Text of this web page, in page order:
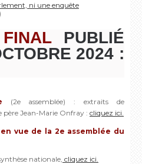
ni une enquête
PUBLIÉ
2024 :
(2e assemblée) : extraits de
père Jean-Marie Onfray : cliquez ici.
vue de la 2e assemblée du
nationale, cliquez ici.